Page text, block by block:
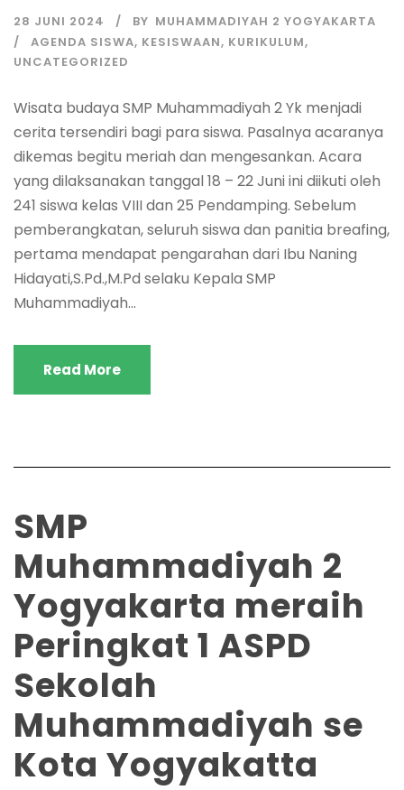
28 JUNI 2024 BY MUHAMMADIYAH 2 YOGYAKARTA
AGENDA SISWA, KESISWAAN, KURIKULUM,
UNCATEGORIZED
Wisata budaya SMP Muhammadiyah 2 Yk menjadi
cerita tersendiri bagi para siswa. Pasalnya acaranya
dikemas begitu meriah dan mengesankan. Acara
yang dilaksanakan tanggal 18 – 22 Juni ini diikuti oleh
241 siswa kelas VIII dan 25 Pendamping. Sebelum
pemberangkatan, seluruh siswa dan panitia breafing,
pertama mendapat pengarahan dari Ibu Naning
Hidayati,S.Pd.,M.Pd selaku Kepala SMP
Muhammadiyah...
Read More
SMP
Muhammadiyah 2
Yogyakarta meraih
Peringkat 1 ASPD
Sekolah
Muhammadiyah se
Kota Yogyakatta